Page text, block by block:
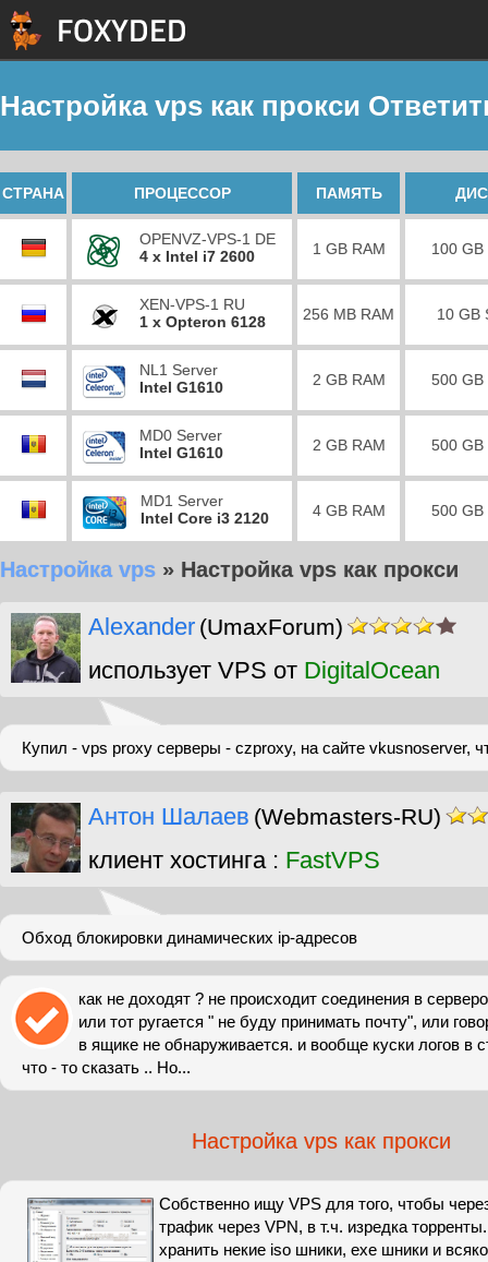
Настройка vps как прокси
СТРАНА ПРОЦЕССОР ПАМЯТЬ
OPENVZ-VPS-1 DE
4 x Intel i7 2600
1 GB RAM 100 GB
XEN-VPS-1 RU
1 x Opteron 6128
256 MB RAM 10 GB
NL1 Server
Intel G1610
2 GB RAM 500 GB
MD0 Server
Intel G1610
2 GB RAM 500 GB
MD1 Server
Intel Core i3 2120
4 GB RAM 500 GB
Настройка vps » Настройка vps как прокси
Alexander (UmaxForum)
использует VPS от DigitalOcean
Купил - vps proxy серверы - czproxy, на сайте vkusnoserver,
Антон Шалаев (Webmasters-RU)
клиент хостинга : FastVPS
Обход блокировки динамических ip-адресов
как не доходят ? не происходит соединения в
или тот ругается " не буду принимать почту", или
в ящике не обнаруживается. и вообще куски логов в
что - то сказать .. Но...
Настройка vps как прокси
Собственно ищу VPS для того, чтобы
трафик через VPN, в т.ч. изредка
хранить некие iso шники, exe шники и